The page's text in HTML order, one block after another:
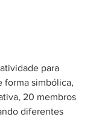
para
forma simbólica,
20 membros
diferentes